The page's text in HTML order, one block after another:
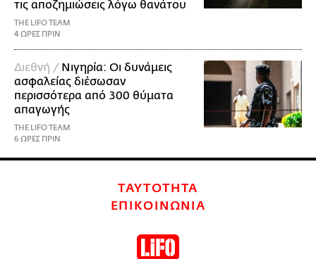
τις αποζημιώσεις λόγω θανάτου
THE LIFO TEAM
4 ΩΡΕΣ ΠΡΙΝ
Διεθνή / Νιγηρία: Οι δυνάμεις
ασφαλείας διέσωσαν
περισσότερα από 300 θύματα
απαγωγής
THE LIFO TEAM
6 ΩΡΕΣ ΠΡΙΝ
ΤΑΥΤΟΤΗΤΑ
ΕΠΙΚΟΙΝΩΝΙΑ